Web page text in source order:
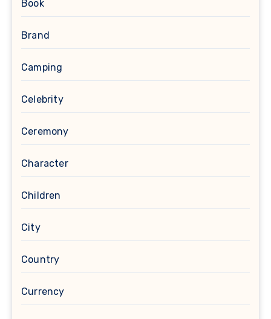
Book
Brand
Camping
Celebrity
Ceremony
Character
Children
City
Country
Currency